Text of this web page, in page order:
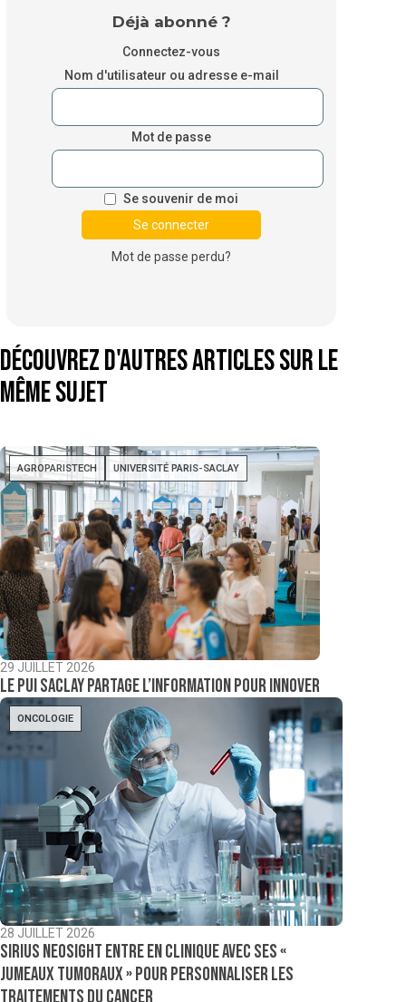
Déjà abonné ?
Connectez-vous
Nom d'utilisateur ou adresse e-mail
Mot de passe
Se souvenir de moi
Mot de passe perdu?
Découvrez d'autres articles sur le
même sujet
AGROPARISTECH UNIVERSITÉ PARIS-SACLAY
29 JUILLET 2026
Le PUI Saclay partage l’information pour innover
ONCOLOGIE
28 JUILLET 2026
Sirius NeoSight entre en clinique avec ses «
jumeaux tumoraux » pour personnaliser les
traitements du cancer